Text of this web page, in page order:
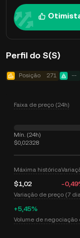
Perfil do S(S)
Posição 271 --
Faixa de preço (24h)
Mín. (24h)
$0,02328
Máxima histórica
$1,02 -
Variação de preço (7
+5,45%
Volume de negociação